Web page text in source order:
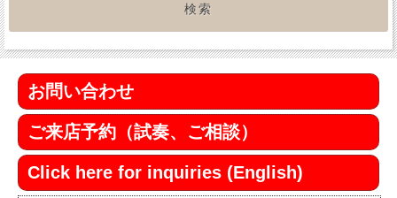
お問い合わせ
ご来店予約（試奏、ご相談）
Click here for inquiries (English)